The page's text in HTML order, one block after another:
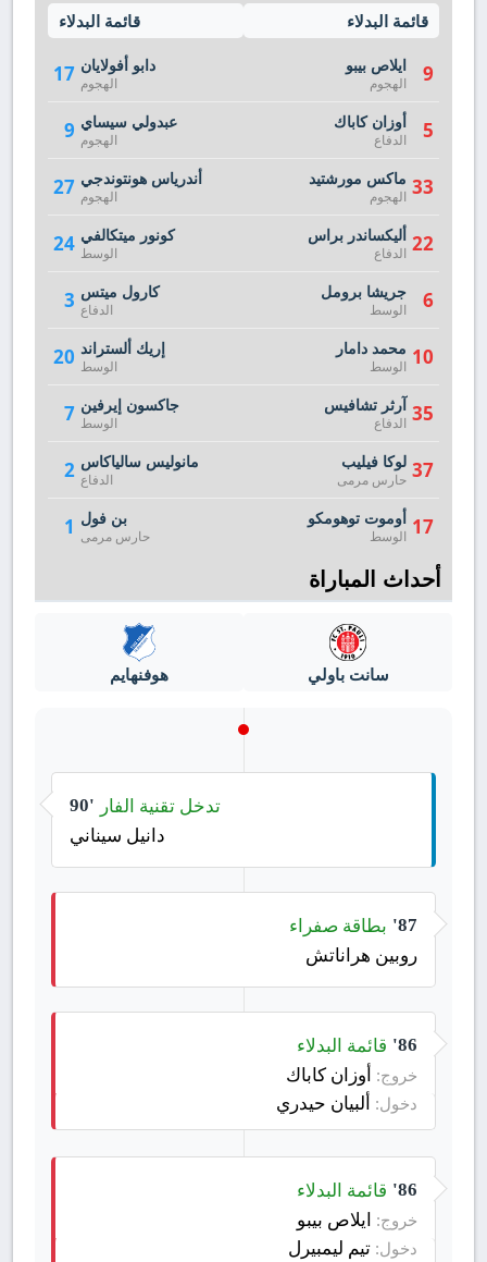
قائمة البدلاء
17 دابو أفولايان
الهجوم
9 عبدولي سيساي
الهجوم
27 أندرياس هونتوندجي
الهجوم
24 كونور ميتكالفي
الوسط
3 كارول ميتس
الدفاع
20 إريك ألستراند
الوسط
7 جاكسون إيرفين
الوسط
2 مانوليس سالياكاس
الدفاع
1 بن فول
حارس مرمى
قائمة البدلاء
9 ايلاص بيبو
الهجوم
5 أوزان كاباك
الدفاع
33 ماكس مورشتيد
الهجوم
22 أليكساندر براس
الدفاع
6 جريشا برومل
الوسط
10 محمد دامار
الوسط
35 آرثر تشافيس
الدفاع
37 لوكا فيليب
حارس مرمى
17 أوموت توهومكو
الوسط
أحداث المباراة
سانت باولي هوفنهايم
90' تدخل تقنية الفار
دانيل سيناني
87' بطاقة صفراء
روبين هراناتش
86' قائمة البدلاء
خروج: أوزان كاباك
دخول: ألبيان حيدري
86' قائمة البدلاء
خروج: ايلاص بيبو
دخول: تيم ليمبيرل